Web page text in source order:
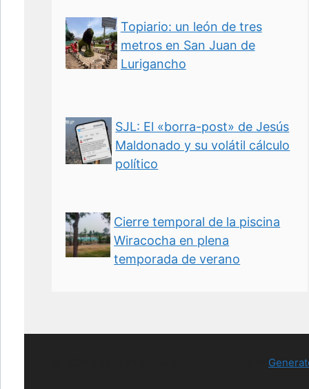
Topiario: un león de tres
metros en San Juan de
Lurigancho
SJL: El «borra-post» de Jesús
Maldonado y su volátil cálculo
político
Cierre temporal de la piscina
Wiracocha en plena
temporada de verano